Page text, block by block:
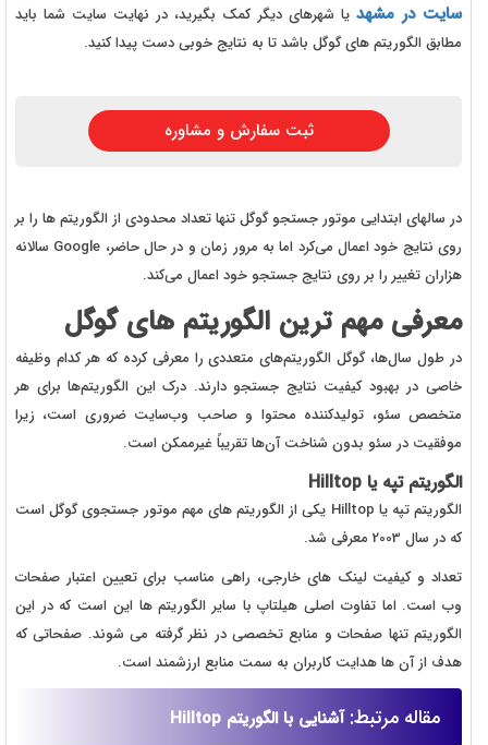
سایت در مشهد یا شهرهای دیگر کمک بگیرید، در نهایت سایت شما باید
مطابق الگوریتم های گوگل باشد تا به نتایج خوبی دست پیدا کنید.
ثبت سفارش و مشاوره
در سالهای ابتدایی موتور جستجو گوگل تنها تعداد محدودی از الگوریتم ها را بر
روی نتایج خود اعمال می‌کرد اما به مرور زمان و در حال حاضر، Google سالانه
هزاران تغییر را بر روی نتایج جستجو خود اعمال می‌کند.
معرفی مهم ترین الگوریتم های گوگل
در طول سال‌ها، گوگل الگوریتم‌های متعددی را معرفی کرده که هر کدام وظیفه
خاصی در بهبود کیفیت نتایج جستجو دارند. درک این الگوریتم‌ها برای هر
متخصص سئو، تولیدکننده محتوا و صاحب وب‌سایت ضروری است، زیرا
موفقیت در سئو بدون شناخت آن‌ها تقریباً غیرممکن است.
الگوریتم تپه یا Hilltop
الگوریتم تپه یا Hilltop یکی از الگوریتم های مهم موتور جستجوی گوگل است
که در سال 2003 معرفی شد.
تعداد و کیفیت لینک های خارجی، راهی مناسب برای تعیین اعتبار صفحات
وب است. اما تفاوت اصلی هیلتاپ با سایر الگوریتم ها این است که در این
الگوریتم تنها صفحات و منابع تخصصی در نظر گرفته می شوند. صفحاتی که
هدف از آن ها هدایت کاربران به سمت منابع ارزشمند است.
مقاله مرتبط:آشنایی با الگوریتم Hilltop